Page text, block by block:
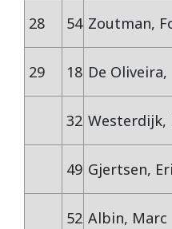
28
54 Zoutman,
29 18 De
32 Westerdijk,
49 Gjertsen,
52 Albin, Marc